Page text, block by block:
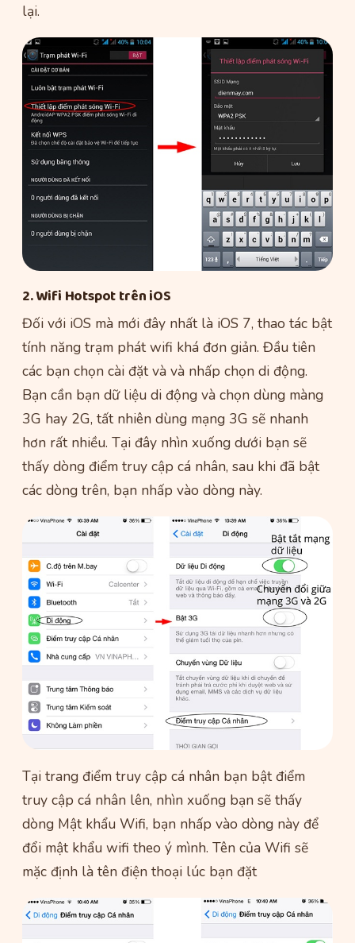
lại.
2. Wifi Hotspot trên iOS
Đối với iOS mà mới đây nhất là iOS 7, thao tác bật
tính năng trạm phát wifi khá đơn giản. Đầu tiên
các bạn chọn cài đặt và và nhấp chọn di động.
Bạn cần bạn dữ liệu di động và chọn dùng màng
3G hay 2G, tất nhiên dùng mạng 3G sẽ nhanh
hơn rất nhiều. Tại đây nhìn xuống dưới bạn sẽ
thấy dòng điểm truy cập cá nhân, sau khi đã bật
các dòng trên, bạn nhấp vào dòng này.
Tại trang điểm truy cập cá nhân bạn bật điểm
truy cập cá nhân lên, nhìn xuống bạn sẽ thấy
dòng Mật khẩu Wifi, bạn nhấp vào dòng này để
đổi mật khẩu wifi theo ý mình. Tên của Wifi sẽ
mặc định là tên điện thoại lúc bạn đặt